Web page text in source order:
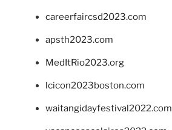
careerfaircsd2023.com
apsth2023.com
MedItRio2023.org
lcicon2023boston.com
waitangidayfestival2022.com